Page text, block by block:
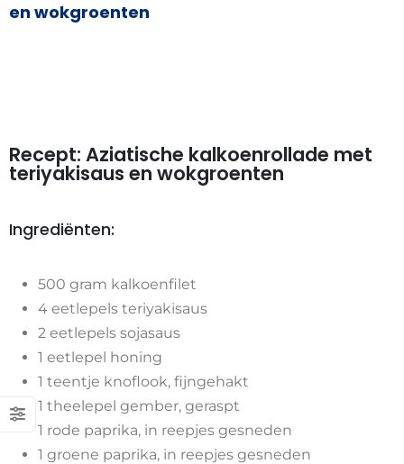
en wokgroenten
Recept: Aziatische kalkoenrollade met
teriyakisaus en wokgroenten
Ingrediënten:
500 gram kalkoenfilet
4 eetlepels teriyakisaus
2 eetlepels sojasaus
1 eetlepel honing
1 teentje knoflook, fijngehakt
1 theelepel gember, geraspt
1 rode paprika, in reepjes gesneden
1 groene paprika, in reepjes gesneden